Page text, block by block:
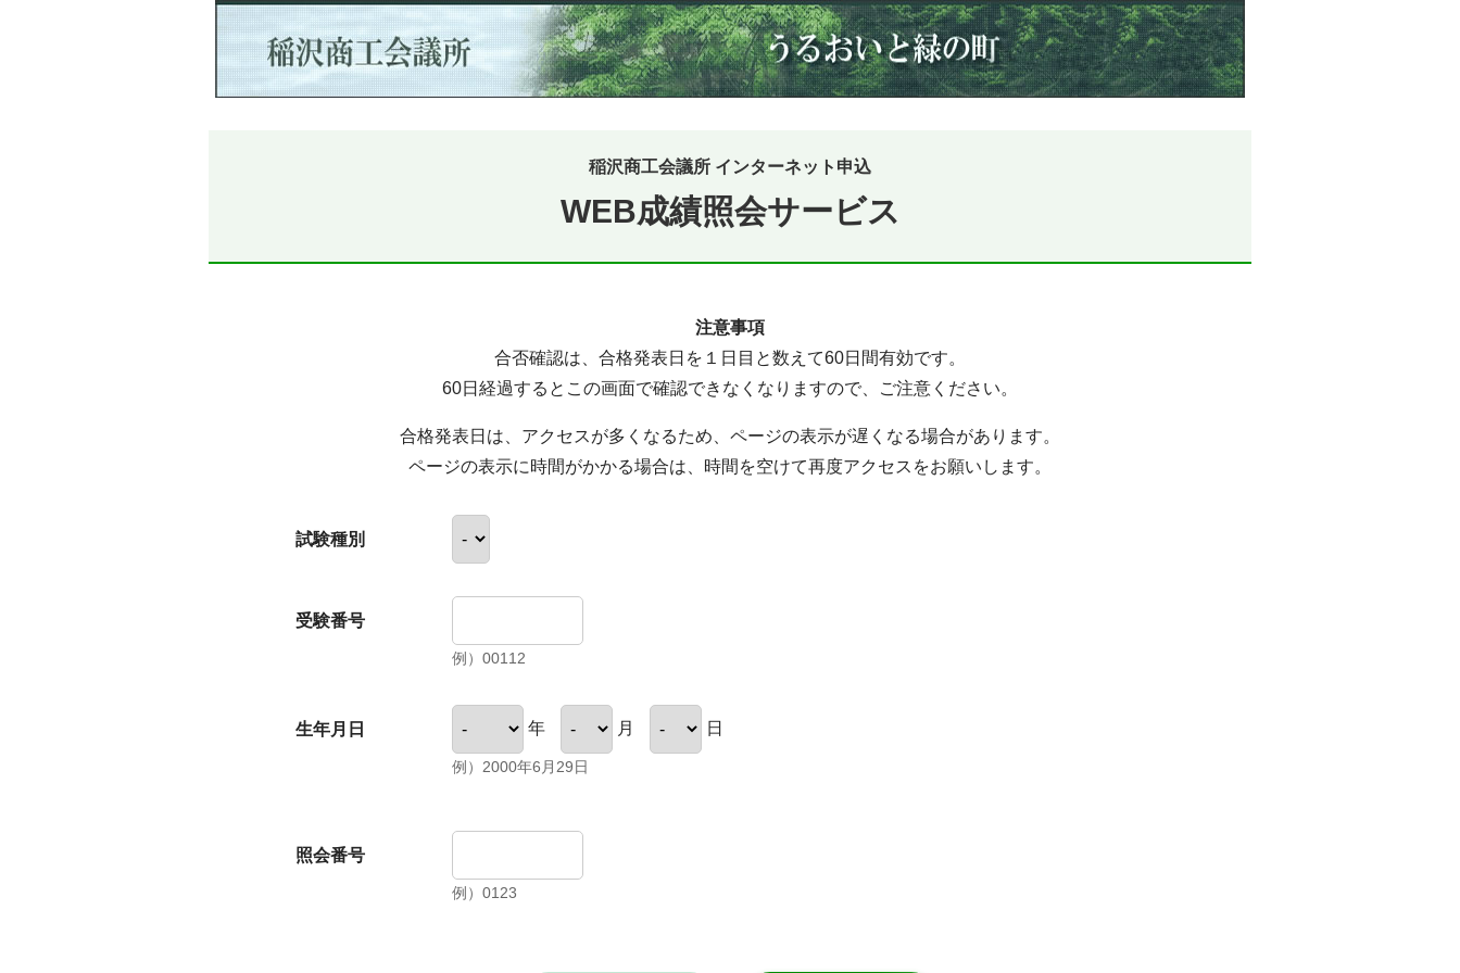
稲沢商工会議所 インターネット申込
WEB成績照会サービス
注意事項
合否確認は、合格発表日を１日目と数えて60日間有効です。
60日経過するとこの画面で確認できなくなりますので、ご注意ください。
合格発表日は、アクセスが多くなるため、ページの表示が遅くなる場合があります。
ページの表示に時間がかかる場合は、時間を空けて再度アクセスをお願いします。
試験種別
受験番号
例）00112
生年月日 年 月 日
例）2000年6月29日
照会番号
例）0123